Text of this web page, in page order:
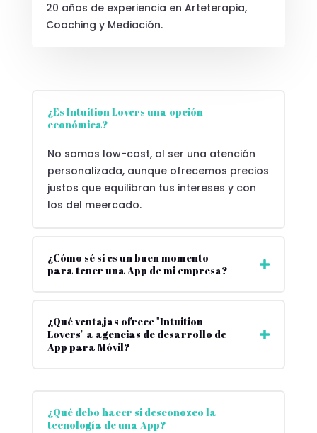
20 años de experiencia en Arteterapia,
Coaching y Mediación.
¿Es Intuition Lovers una opción
económica?
No somos low-cost, al ser una atención
personalizada, aunque ofrecemos precios
justos que equilibran tus intereses y con
los del meercado.
¿Cómo sé si es un buen momento
para tener una App de mi empresa?
¿Qué ventajas ofrece "Intuition
Lovers" a agencias de desarrollo de
App para Móvil?
¿Qué debo hacer si desconozco la
tecnología de una App?